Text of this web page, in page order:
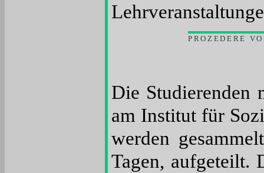
PROZEDERE
Die Studierenden
am Institut für
werden
Tagen, aufgeteilt.